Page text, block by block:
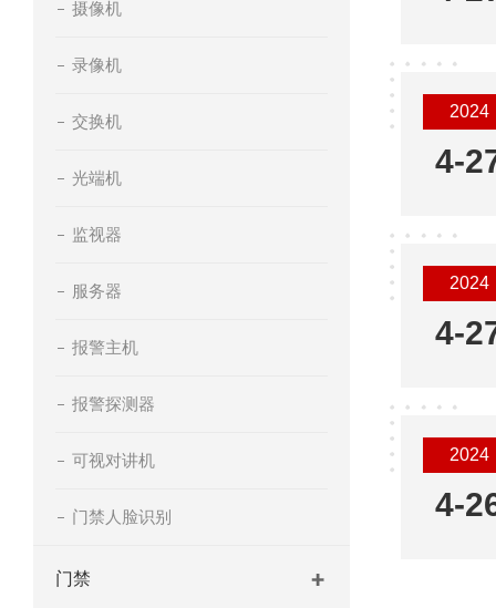
摄像机
录像机
交换机
光端机
监视器
服务器
报警主机
报警探测器
可视对讲机
门禁人脸识别
门禁
2024
4-
2024
4-
2024
4-